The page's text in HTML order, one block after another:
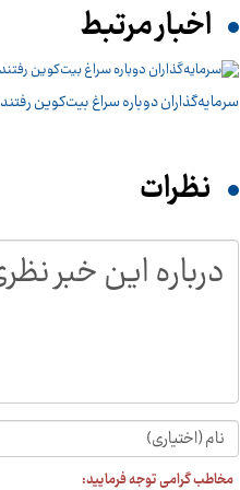
اخبار مرتبط
سرمایه‌گذاران دوباره سراغ بیت‌کوین رفتند
نظرات
مخاطب گرامی توجه فرمایید: